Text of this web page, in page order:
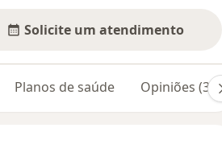
Solicite um atendimento
Planos de saúde Opiniões (39)